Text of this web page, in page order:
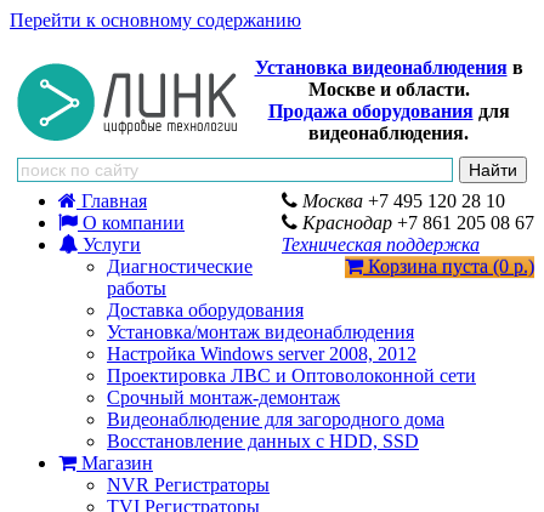
Перейти к основному содержанию
Установка видеонаблюденияв
Москве и области.
Продажа оборудованиядля
видеонаблюдения.
Москва +7 495 120 28 10
Краснодар +7 861 205 08 67
Техническая поддержка
Корзина пуста (0 р.)
Главная
О компании
Услуги
Диагностические
работы
Доставка оборудования
Установка/монтаж видеонаблюдения
Настройка Windows server 2008, 2012
Проектировка ЛВС и Оптоволоконной сети
Срочный монтаж-демонтаж
Видеонаблюдение для загородного дома
Восстановление данных с HDD, SSD
Магазин
NVR Регистраторы
TVI Регистраторы